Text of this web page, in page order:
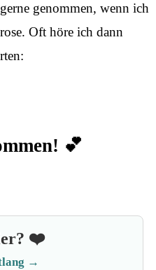
genommen, wenn ich
Oft höre ich dann
💕
❤️
→